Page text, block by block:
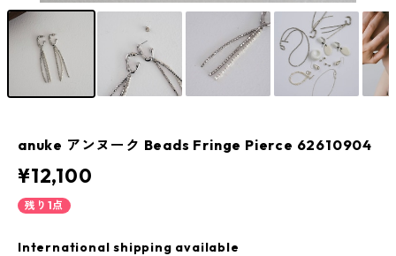
anuke アンヌーク Beads Fringe Pierce 62610904
¥12,100
残り1点
International shipping available